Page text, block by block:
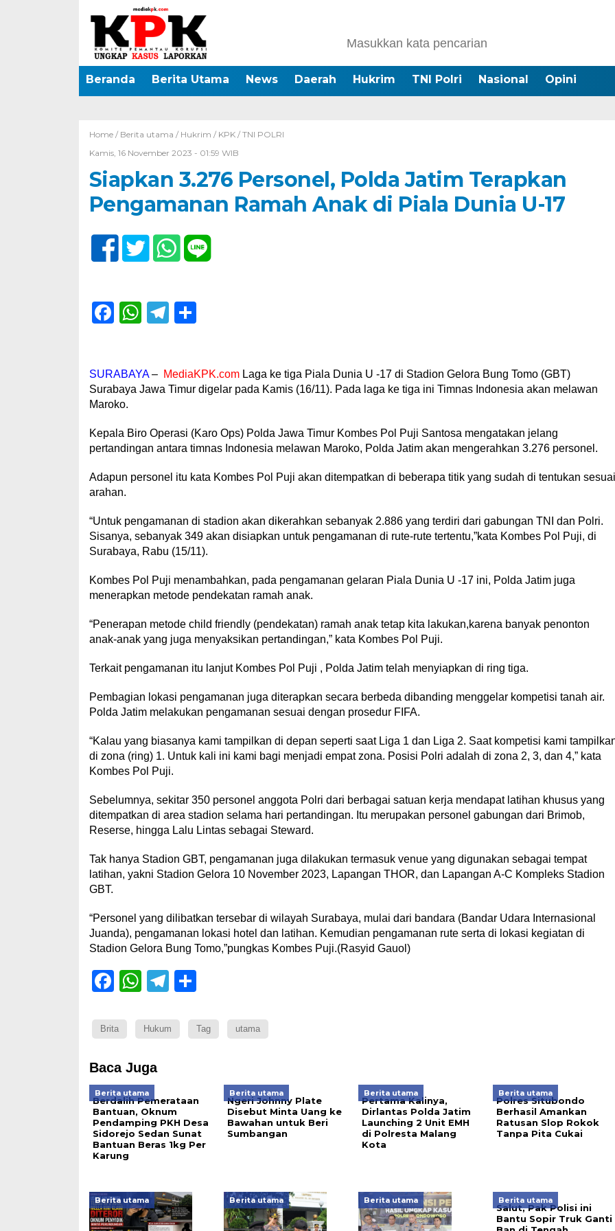
Beranda Berita Utama News Daerah Hukrim TNI Polri Nasional Opini
Home / Berita utama / Hukrim / KPK/ TNI POLRI
Kamis, 16 November 2023 - 01:59 WIB
Siapkan 3.276 Personel, Polda Jatim Terapkan
Pengamanan Ramah Anak di Piala Dunia U-17
Facebook
WhatsApp
Telegram
SURABAYA– MediaKPK.comLaga ke tiga Piala Dunia U -17 di Stadion Gelora Bung Tomo (GBT)
Surabaya Jawa Timur digelar pada Kamis (16/11). Pada laga ke tiga ini Timnas Indonesia akan melawan
Maroko.
Kepala Biro Operasi (Karo Ops) Polda Jawa Timur Kombes Pol Puji Santosa mengatakan jelang
pertandingan antara timnas Indonesia melawan Maroko, Polda Jatim akan mengerahkan 3.276 personel.
Adapun personel itu kata Kombes Pol Puji akan ditempatkan di beberapa titik yang sudah di tentukan sesuai
arahan.
“Untuk pengamanan di stadion akan dikerahkan sebanyak 2.886 yang terdiri dari gabungan TNI dan Polri.
Sisanya, sebanyak 349 akan disiapkan untuk pengamanan di rute-rute tertentu,”kata Kombes Pol Puji, di
Surabaya, Rabu (15/11).
Kombes Pol Puji menambahkan, pada pengamanan gelaran Piala Dunia U -17 ini, Polda Jatim juga
menerapkan metode pendekatan ramah anak.
“Penerapan metode child friendly (pendekatan) ramah anak tetap kita lakukan,karena banyak penonton
anak-anak yang juga menyaksikan pertandingan,” kata Kombes Pol Puji.
Terkait pengamanan itu lanjut Kombes Pol Puji , Polda Jatim telah menyiapkan di ring tiga.
Pembagian lokasi pengamanan juga diterapkan secara berbeda dibanding menggelar kompetisi tanah air.
Polda Jatim melakukan pengamanan sesuai dengan prosedur FIFA.
“Kalau yang biasanya kami tampilkan di depan seperti saat Liga 1 dan Liga 2. Saat kompetisi kami
di zona (ring) 1. Untuk kali ini kami bagi menjadi empat zona. Posisi Polri adalah di zona 2, 3, dan 4,” kata
Kombes Pol Puji.
Sebelumnya, sekitar 350 personel anggota Polri dari berbagai satuan kerja mendapat latihan khusus yang
ditempatkan di area stadion selama hari pertandingan. Itu merupakan personel gabungan dari Brimob,
Reserse, hingga Lalu Lintas sebagai Steward.
Tak hanya Stadion GBT, pengamanan juga dilakukan termasuk venue yang digunakan sebagai tempat
latihan, yakni Stadion Gelora 10 November 2023, Lapangan THOR, dan Lapangan A-C Kompleks Stadion
GBT.
“Personel yang dilibatkan tersebar di wilayah Surabaya, mulai dari bandara (Bandar Udara Internasional
Juanda), pengamanan lokasi hotel dan latihan. Kemudian pengamanan rute serta di lokasi kegiatan di
Stadion Gelora Bung Tomo,”pungkas Kombes Puji.(Rasyid Gauol)
Facebook
WhatsApp
Telegram
Brita Hukum Tag utama
Baca Juga
Berita utama
Berdalih Pemerataan
Bantuan, Oknum
Pendamping PKH Desa
Sidorejo Sedan Sunat
Bantuan Beras 1kg Per
Karung
Berita utama
Ngeri Johnny Plate
Disebut Minta Uang ke
Bawahan untuk Beri
Sumbangan
Berita utama
Pertama Kalinya,
Dirlantas Polda Jatim
Launching 2 Unit EMH
di Polresta Malang
Kota
Berita utama
Polres Situbondo
Berhasil Amankan
Ratusan Slop Rokok
Tanpa Pita Cukai
Berita utama Berita utama Berita utama Berita utama
Salut, Pak Polisi ini
Bantu Sopir Truk Ganti